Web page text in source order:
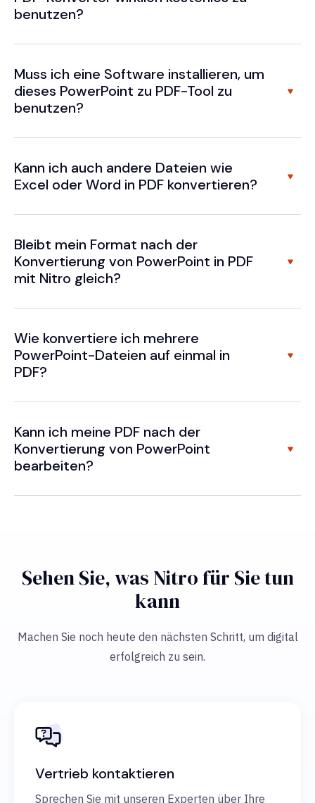
benutzen?
Muss ich eine Software installieren, um
dieses PowerPoint zu PDF-Tool zu
benutzen?
Kann ich auch andere Dateien wie
Excel oder Word in PDF konvertieren?
Bleibt mein Format nach der
Konvertierung von PowerPoint in PDF
mit Nitro gleich?
Wie konvertiere ich mehrere
PowerPoint-Dateien auf einmal in
PDF?
Kann ich meine PDF nach der
Konvertierung von PowerPoint
bearbeiten?
Sehen Sie, was Nitro für Sie tun
kann
Machen Sie noch heute den nächsten Schritt, um digital
erfolgreich zu sein.
Vertrieb kontaktieren
Sprechen Sie mit unseren Experten über Ihre